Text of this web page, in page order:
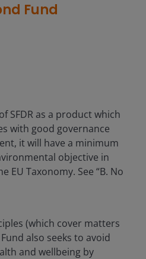
Fund
SFDR as a product which
with good governance
it will have a minimum
objective in
Taxonomy. See “B. No
(which cover matters
also seeks to avoid
and wellbeing by